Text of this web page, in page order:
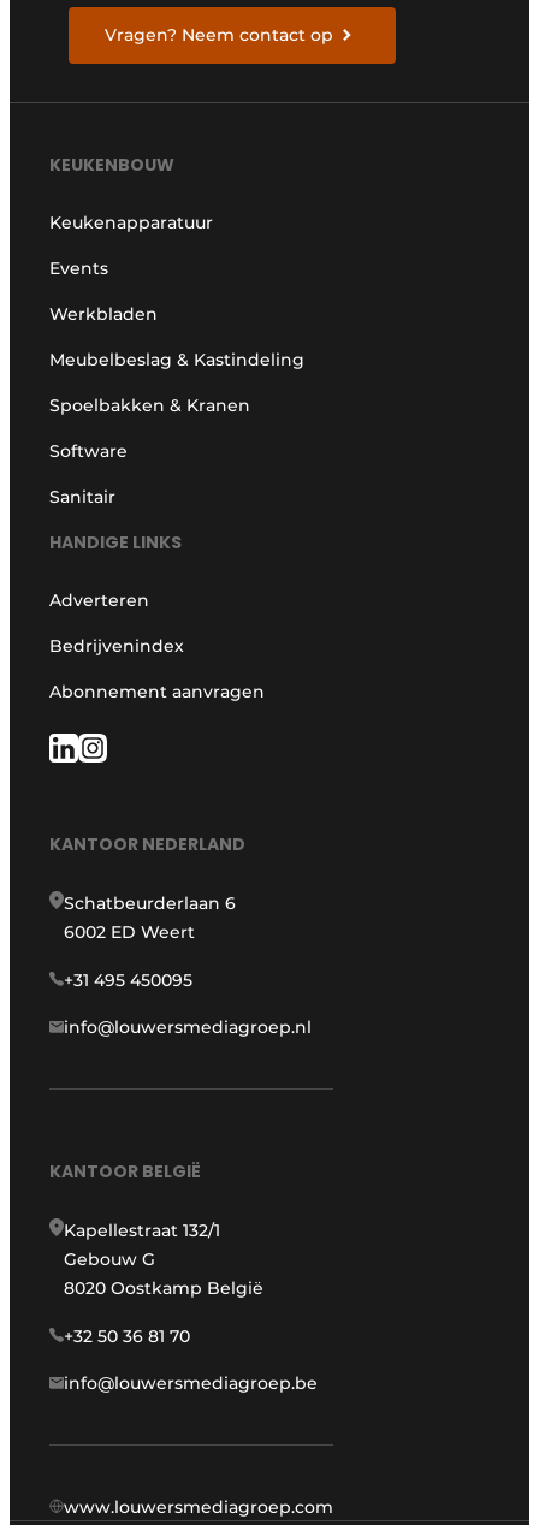
Vragen? Neem contact op
KEUKENBOUW
Keukenapparatuur
Events
Werkbladen
Meubelbeslag & Kastindeling
Spoelbakken & Kranen
Software
Sanitair
HANDIGE LINKS
Adverteren
Bedrijvenindex
Abonnement aanvragen
KANTOOR NEDERLAND
Schatbeurderlaan 6
6002 ED Weert
+31 495 450095
info@louwersmediagroep.nl
KANTOOR BELGIË
Kapellestraat 132/1
Gebouw G
8020 Oostkamp België
+32 50 36 81 70
info@louwersmediagroep.be
www.louwersmediagroep.com